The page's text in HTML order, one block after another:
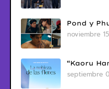
Pond y
noviembre
“Kaoru
septiembre